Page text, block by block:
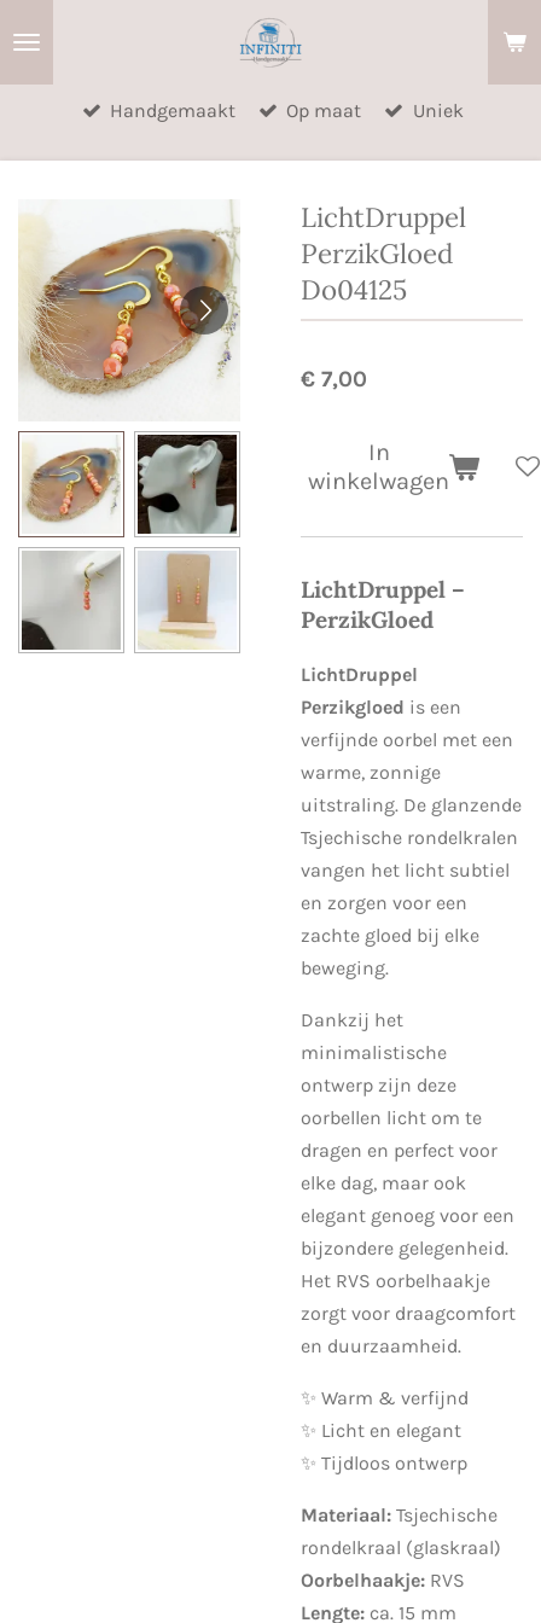
hoofdinhoud
Handgemaakt Op maat Uniek
LichtDruppel
PerzikGloed
Do04125
€ 7,00
In
winkelwagen
LichtDruppel –
PerzikGloed
LichtDruppel
Perzikgloed is een
verfijnde oorbel met een
warme, zonnige
uitstraling. De glanzende
Tsjechische rondelkralen
vangen het licht subtiel
en zorgen voor een
zachte gloed bij elke
beweging.
Dankzij het
minimalistische
ontwerp zijn deze
oorbellen licht om te
dragen en perfect voor
elke dag, maar ook
elegant genoeg voor een
bijzondere gelegenheid.
Het RVS oorbelhaakje
zorgt voor draagcomfort
en duurzaamheid.
✨ Warm & verfijnd
✨ Licht en elegant
✨ Tijdloos ontwerp
Materiaal: Tsjechische
rondelkraal (glaskraal)
Oorbelhaakje: RVS
Lengte: ca. 15 mm